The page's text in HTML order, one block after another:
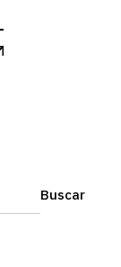
Buscar